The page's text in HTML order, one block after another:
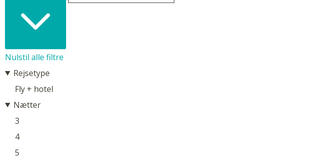
Nulstil alle filtre
Rejsetype
Fly + hotel
Nætter
3
4
5